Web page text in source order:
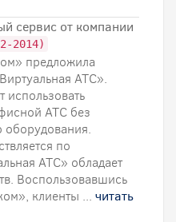
сервис от компании
2014)
предложила
АТС».
использовать
АТС без
оборудования.
по
АТС» обладает
Воспользовавшись
клиенты ... читать